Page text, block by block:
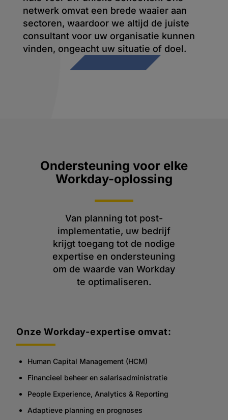
netwerk omvat een brede waaier aan
sectoren, waardoor we altijd de juiste
consultant voor uw organisatie kunnen
vinden, ongeacht uw situatie of doel.
Ondersteuning voor elke
Workday-oplossing
Van planning tot post-
implementatie, uw bedrijf
krijgt toegang tot de nodige
expertise en ondersteuning
om de waarde van Workday
te optimaliseren.
Onze Workday-expertise omvat:
Human Capital Management (HCM)
Financieel beheer en salarisadministratie
People Experience, Analytics & Reporting
Adaptieve planning en prognoses